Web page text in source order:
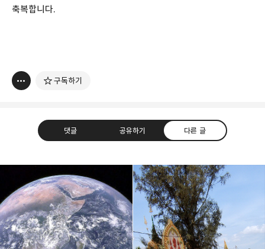
축복합니다.
구독하기
댓글 공유하기 다른 글
thebravepost.com
bravesjb@gmail.com, South Korea, Since 2004
구독하기
구독하기 카카오톡 라인 트위터